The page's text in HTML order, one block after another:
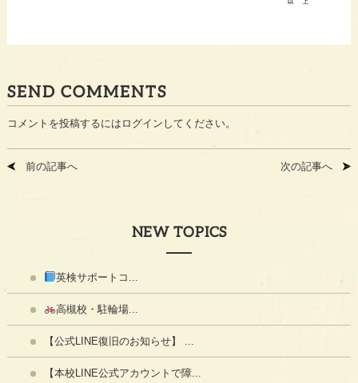
SEND COMMENTS
コメントを投稿するには ログイン してください。
前の記事へ 次の記事へ
NEW TOPICS
英検サポートコ...
高槻校・駐輪場...
【公式LINE復旧のお知らせ】 ...
【本校LINE公式アカウントで障...